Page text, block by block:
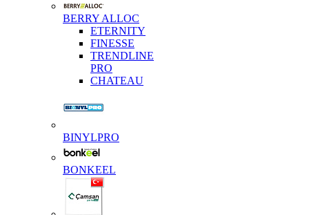
BERRY ALLOC
ETERNITY
FINESSE
TRENDLINE
PRO
CHATEAU
BINYLPRO
BONKEEL